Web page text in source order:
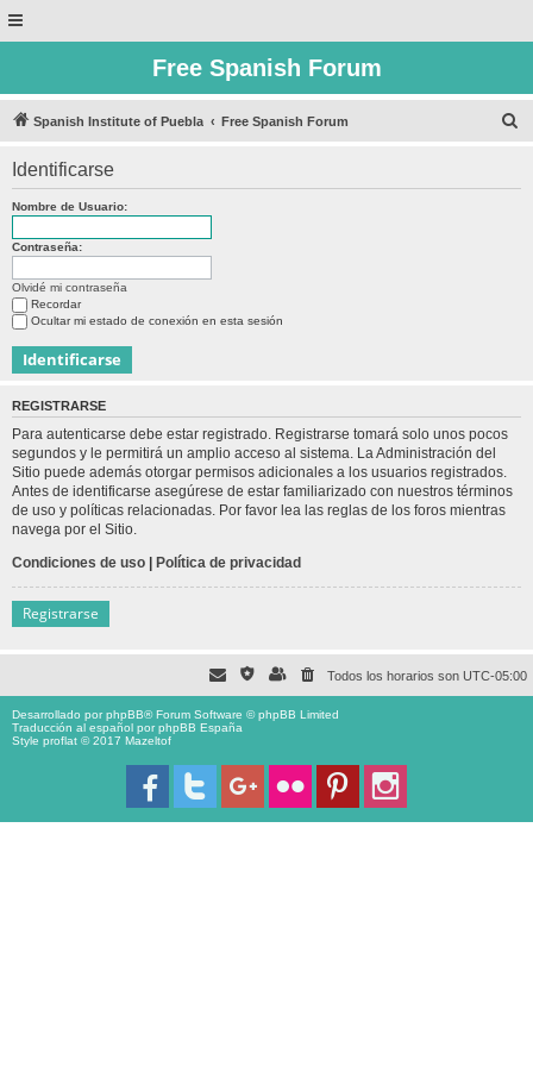
Free Spanish Forum
Spanish Institute of Puebla Free Spanish Forum
Identificarse
Nombre de Usuario:
Contraseña:
Olvidé mi contraseña
Recordar
Ocultar mi estado de conexión en esta sesión
REGISTRARSE
Para autenticarse debe estar registrado. Registrarse tomará solo unos pocos
segundos y le permitirá un amplio acceso al sistema. La Administración del
Sitio puede además otorgar permisos adicionales a los usuarios registrados.
Antes de identificarse asegúrese de estar familiarizado con nuestros términos
de uso y políticas relacionadas. Por favor lea las reglas de los foros mientras
navega por el Sitio.
Condiciones de uso | Política de privacidad
Registrarse
Todos los horarios son UTC-05:00
Desarrollado porphpBB® Forum Software © phpBB Limited
Traducción al español porphpBB España
Style proflat © 2017 Mazeltof